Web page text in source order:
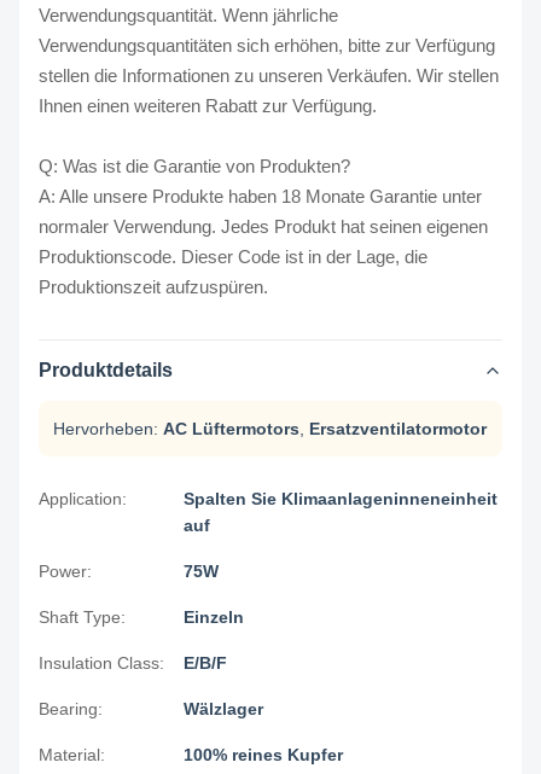
Verwendungsquantität. Wenn jährliche
Verwendungsquantitäten sich erhöhen, bitte zur Verfügung
stellen die Informationen zu unseren Verkäufen. Wir stellen
Ihnen einen weiteren Rabatt zur Verfügung.
Q: Was ist die Garantie von Produkten?
A: Alle unsere Produkte haben 18 Monate Garantie unter
normaler Verwendung. Jedes Produkt hat seinen eigenen
Produktionscode. Dieser Code ist in der Lage, die
Produktionszeit aufzuspüren.
Produktdetails
Hervorheben: AC Lüftermotors Ersatzventilatormotor
Application:
Spalten Sie Klimaanlageninneneinheit
auf
Power: 75W
Shaft Type: Einzeln
Insulation Class: E/B/F
Bearing: Wälzlager
Material: 100% reines Kupfer